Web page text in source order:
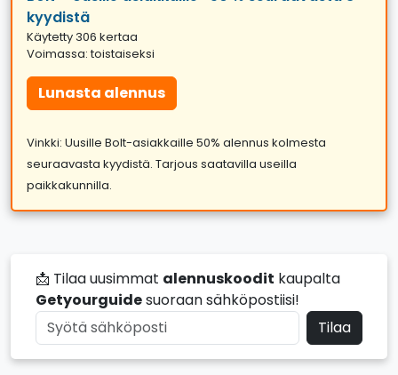
kyydistä
Käytetty 306 kertaa
Voimassa: toistaiseksi
Lunasta alennus
Vinkki: Uusille Bolt-asiakkaille 50% alennus kolmesta
seuraavasta kyydistä. Tarjous saatavilla useilla
paikkakunnilla.
📩 Tilaa uusimmat alennuskoodit kaupalta
Getyourguidesuoraan sähköpostiisi!
Tilaa